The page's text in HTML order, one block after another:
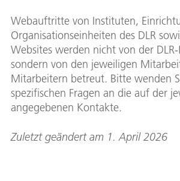
Webauftritte von Instituten,
Organisationseinheiten des DLR
Websites werden nicht von der
sondern von den jeweiligen
Mitarbeitern betreut. Bitte wenden
spezifischen Fragen an die auf der
angegebenen Kontakte.
Zuletzt geändert am 1. April 2026